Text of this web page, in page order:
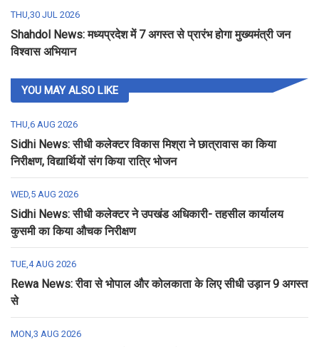
THU,30 JUL 2026
Shahdol News: मध्यप्रदेश में 7 अगस्त से प्रारंभ होगा मुख्यमंत्री जन
विश्वास अभियान
YOU MAY ALSO LIKE
THU,6 AUG 2026
Sidhi News: सीधी कलेक्टर विकास मिश्रा ने छात्रावास का किया
निरीक्षण, विद्यार्थियों संग किया रात्रि भोजन
WED,5 AUG 2026
Sidhi News: सीधी कलेक्टर ने उपखंड अधिकारी- तहसील कार्यालय
कुसमी का किया औचक निरीक्षण
TUE,4 AUG 2026
Rewa News: रीवा से भोपाल और कोलकाता के लिए सीधी उड़ान 9 अगस्त
से
MON,3 AUG 2026